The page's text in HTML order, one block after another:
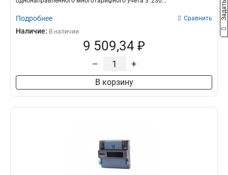
Подробнее Сравнить
Наличие: В наличии
9 509,34 ₽
– +
В корзину